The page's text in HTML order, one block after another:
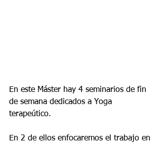
En este Máster hay 4 seminarios de fin
de semana dedicados a Yoga
terapeútico.
En 2 de ellos enfocaremos el trabajo en